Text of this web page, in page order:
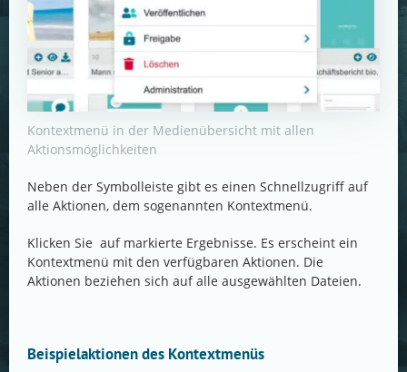
Kontextmenü in der Medienübersicht mit allen
Aktionsmöglichkeiten
Neben der Symbolleiste gibt es einen Schnellzugriff auf
alle Aktionen, dem sogenannten Kontextmenü.
Klicken Sie auf markierte Ergebnisse. Es erscheint ein
Kontextmenü mit den verfügbaren Aktionen. Die
Aktionen beziehen sich auf alle ausgewählten Dateien.
Beispielaktionen des Kontextmenüs